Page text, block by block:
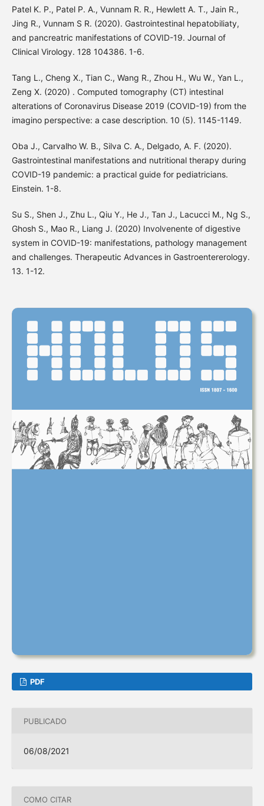
Patel K. P., Patel P. A., Vunnam R. R., Hewlett A. T., Jain R.,
Jing R., Vunnam S R. (2020). Gastrointestinal hepatobiliaty,
and pancreatric manifestations of COVID-19. Journal of
Clinical Virology. 128 104386. 1-6.
Tang L., Cheng X., Tian C., Wang R., Zhou H., Wu W., Yan L.,
Zeng X. (2020) . Computed tomography (CT) intestinal
alterations of Coronavirus Disease 2019 (COVID-19) from the
imagino perspective: a case description. 10 (5). 1145-1149.
Oba J., Carvalho W. B., Silva C. A., Delgado, A. F. (2020).
Gastrointestinal manifestations and nutritional therapy during
COVID-19 pandemic: a practical guide for pediatricians.
Einstein. 1-8.
Su S., Shen J., Zhu L., Qiu Y., He J., Tan J., Lacucci M., Ng S.,
Ghosh S., Mao R., Liang J. (2020) Involvenente of digestive
system in COVID-19: manifestations, pathology management
and challenges. Therapeutic Advances in Gastroentererology.
13. 1-12.
PDF
PUBLICADO
06/08/2021
COMO CITAR